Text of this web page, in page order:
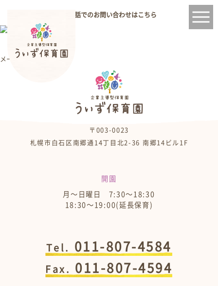
お電話でのお問い合わせはこちら
メールフォーム
〒003-0023
札幌市白石区南郷通14丁目北2-36 南郷14ビル1F
開園
月～日曜日 7:30～18:30
18:30～19:00(延長保育)
Tel. 011-807-4584
Fax. 011-807-4594